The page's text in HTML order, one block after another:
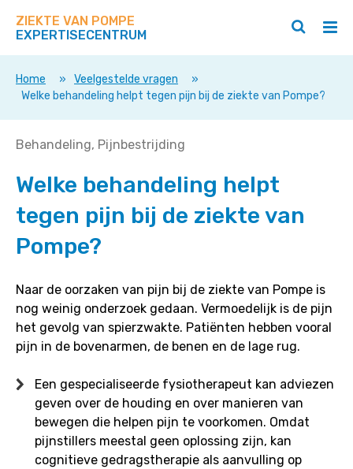
direct
op
deze
ZIEKTE VAN POMPE
EXPERTISECENTRUM
/
Zoeken
/
Home » Veelgestelde vragen
»
Welke behandeling helpt tegen pijn bij de ziekte van Pompe?
Welke
helpt
pijn
bij
de
van
Pompe?
Behandeling Pijnbestrijding
Welke behandeling helpt
tegen pijn bij de ziekte van
Pompe?
Naar de oorzaken van pijn bij de ziekte van Pompe is
nog weinig onderzoek gedaan. Vermoedelijk is de pijn
het gevolg van spierzwakte. Patiënten hebben vooral
pijn in de bovenarmen, de benen en de lage rug.
Een gespecialiseerde fysiotherapeut kan adviezen
geven over de houding en over manieren van
bewegen die helpen pijn te voorkomen. Omdat
pijnstillers meestal geen oplossing zijn, kan
cognitieve gedragstherapie als aanvulling op